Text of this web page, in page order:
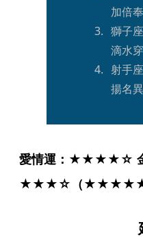
加倍
獅子
滴水
射手
揚名
愛情運：★★★★☆
★★★☆（★★★★★為